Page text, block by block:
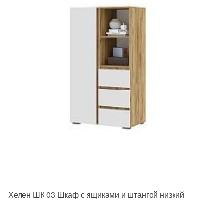
Хелен ШК 03 Шкаф с ящиками и штангой низкий